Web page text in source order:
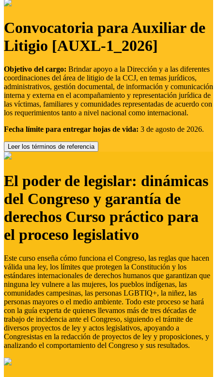
Convocatoria para Auxiliar de
Litigio [AUXL-1_2026]
Objetivo del cargo: Brindar apoyo a la Dirección y a las diferentes
coordinaciones del área de litigio de la CCJ, en temas jurídicos,
administrativos, gestión documental, de información y comunicación
interna y externa en el acompañamiento y representación jurídica de
las víctimas, familiares y comunidades representadas de acuerdo con
los requerimientos tanto a nivel nacional como internacional.
Fecha límite para entregar hojas de vida: 3 de agosto de 2026.
Leer los términos de referencia
El poder de legislar: dinámicas
del Congreso y garantía de
derechos Curso práctico para
el proceso legislativo
Este curso enseña cómo funciona el Congreso, las reglas que hacen
válida una ley, los límites que protegen la Constitución y los
estándares internacionales de derechos humanos que garantizan que
ninguna ley vulnere a las mujeres, los pueblos indígenas, las
comunidades campesinas, las personas LGBTIQ+, la niñez, las
personas mayores o el medio ambiente. Todo este proceso se hará
con la guía experta de quienes llevamos más de tres décadas de
trabajo de incidencia ante el Congreso, siguiendo el trámite de
diversos proyectos de ley y actos legislativos, apoyando a
Congresistas en la redacción de proyectos de ley y proposiciones, y
analizando el comportamiento del Congreso y sus resultados.